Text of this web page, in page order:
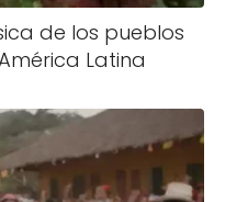
de los pueblos
Latina